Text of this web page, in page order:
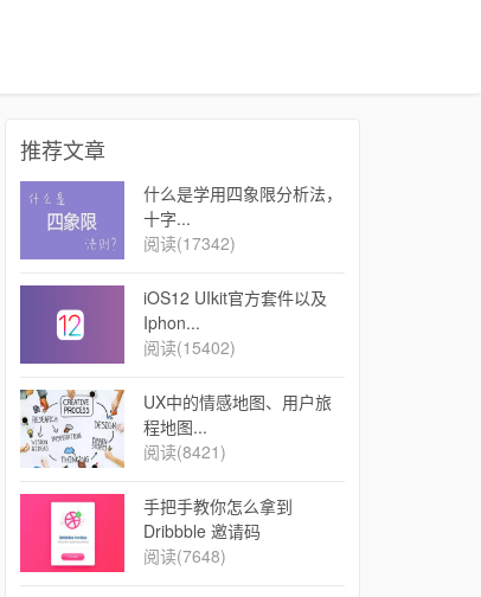
推荐文章
什么是学用四象限分析法，
十字...
阅读(17342)
iOS12 UIkit官方套件以及
Iphon...
阅读(15402)
UX中的情感地图、用户旅
程地图...
阅读(8421)
手把手教你怎么拿到
Dribbble 邀请码
阅读(7648)